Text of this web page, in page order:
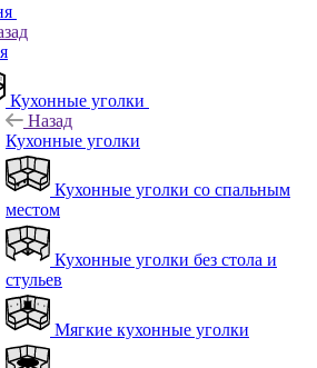
Кухонные уголки
Назад
Кухонные уголки
Кухонные уголки со спальным
местом
Кухонные уголки без стола и
стульев
Мягкие кухонные уголки